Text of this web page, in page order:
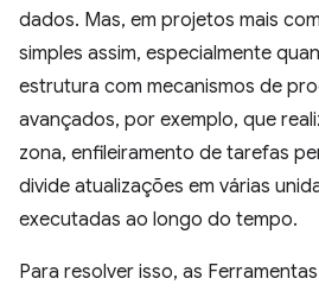
dados. Mas, em projetos mais
simples assim, especialmente
estrutura com mecanismos de
avançados, por exemplo, que
zona, enfileiramento de tarefas
divide atualizações em várias
executadas ao longo do tempo.
Para resolver isso, as